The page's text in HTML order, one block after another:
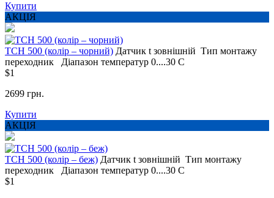
Купити
АКЦІЯ
TCH 500 (колір – чорний) Датчик t зовнішній Тип монтажу
переходник
Діапазон температур 0....30 С
$1
2699 грн.
Купити
АКЦІЯ
TCH 500 (колір – беж) Датчик t зовнішній Тип монтажу
переходник
Діапазон температур 0....30 С
$1